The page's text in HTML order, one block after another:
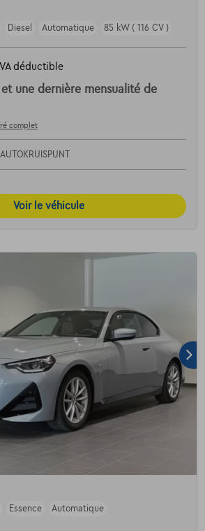
Diesel Automatique 85 kW ( 116 CV )
déductible
et une dernière mensualité de
complet
AUTOKRUISPUNT
Voir le véhicule
Essence
Automatique